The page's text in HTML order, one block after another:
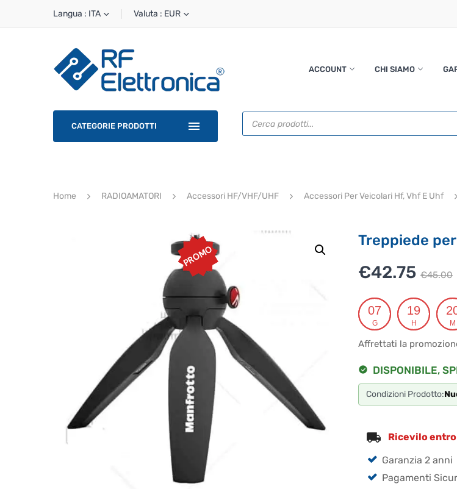
Langua : ITA Valuta : EUR
ACCOUNT CHI SIAMO
CATEGORIE PRODOTTI
Ricerca
prodotti
Home RADIOAMATORI Accessori HF/VHF/UHF Accessori Per Veicolari Hf, Vhf E Uhf
PROMO
Treppiede
€45.00
€42.75
07
G
19
H M
Affrettati la
DISPONIBILE,
Condizioni Prodotto:
Ricevilo entro
Garanzia 2 anni
Pagamenti